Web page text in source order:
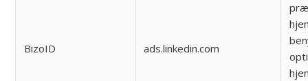
BizoID ads.linkedin.com